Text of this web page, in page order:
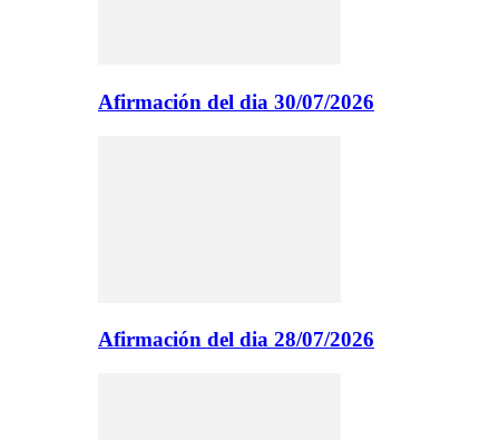
Afirmación del dia 30/07/2026
Afirmación del dia 28/07/2026